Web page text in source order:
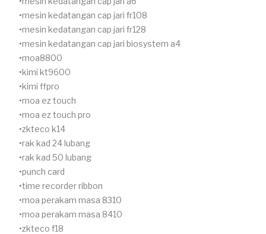
mesin kedatangan cap jari fr108
mesin kedatangan cap jari fr128
mesin kedatangan cap jari biosystem a4
moa8800
kimi kt9600
kimi ffpro
moa ez touch
moa ez touch pro
zkteco k14
rak kad 24 lubang
rak kad 50 lubang
punch card
time recorder ribbon
moa perakam masa 8310
moa perakam masa 8410
zkteco f18